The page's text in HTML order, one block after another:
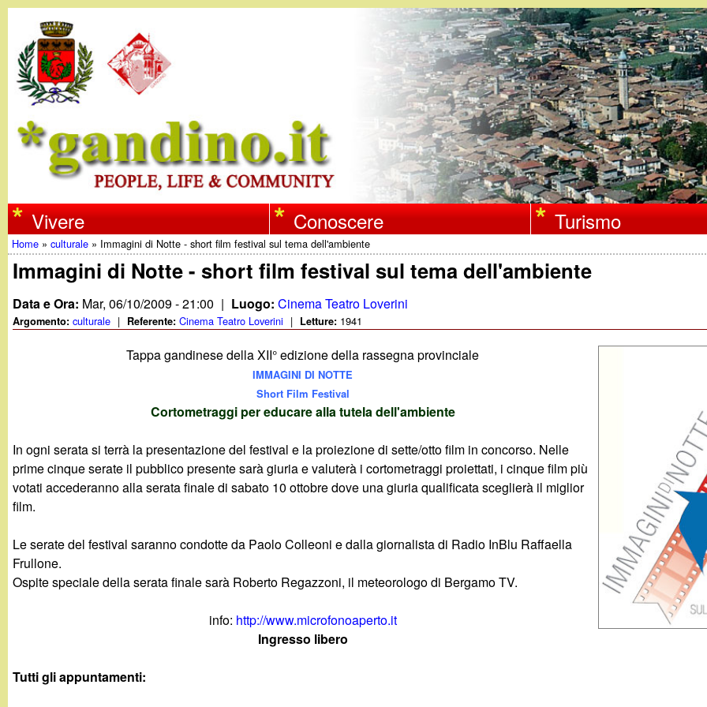
Salta
al
contenuto
principale
w
w
w
.
n
d
n
i
Vivere Conoscere Turismo
Tu
sei
qui
Home »culturale » Immagini di Notte - short film festival sul tema dell'ambiente
Immagini di Notte - short film festival sul tema dell'ambiente
Data e Ora: Mar, 06/10/2009 - 21:00 | Luogo:Cinema Teatro Loverini
Argomento:culturale | Referente:Cinema Teatro Loverini | Letture: 1941
Tappa gandinese della XII° edizione della rassegna provinciale
IMMAGINI DI NOTTE
Short Film Festival
Cortometraggi per educare alla tutela dell'ambiente
In ogni serata si terrà la presentazione del festival e la proiezione di sette/otto film in concorso. Nelle
prime cinque serate il pubblico presente sarà giuria e valuterà i cortometraggi proiettati, i cinque film più
votati accederanno alla serata finale di sabato 10 ottobre dove una giuria qualificata sceglierà il miglior
film.
Le serate del festival saranno condotte da Paolo Colleoni e dalla giornalista di Radio InBlu Raffaella
Frullone.
Ospite speciale della serata finale sarà Roberto Regazzoni, il meteorologo di Bergamo TV.
info: http://www.microfonoaperto.it
Ingresso libero
Tutti gli appuntamenti: